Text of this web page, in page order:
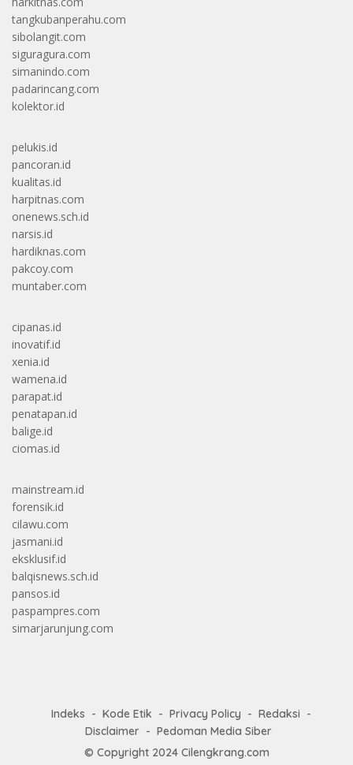
tangkubanperahu.com
sibolangit.com
siguragura.com
simanindo.com
padarincang.com
kolektor.id
pelukis.id
pancoran.id
kualitas.id
harpitnas.com
onenews.sch.id
narsis.id
hardiknas.com
pakcoy.com
muntaber.com
cipanas.id
inovatif.id
xenia.id
wamena.id
parapat.id
penatapan.id
balige.id
ciomas.id
mainstream.id
forensik.id
cilawu.com
jasmani.id
eksklusif.id
balqisnews.sch.id
pansos.id
paspampres.com
simarjarunjung.com
Indeks Kode Etik Privacy Policy
Redaksi
Disclaimer
Pedoman Media Siber
© Copyright 2024 Cilengkrang.com